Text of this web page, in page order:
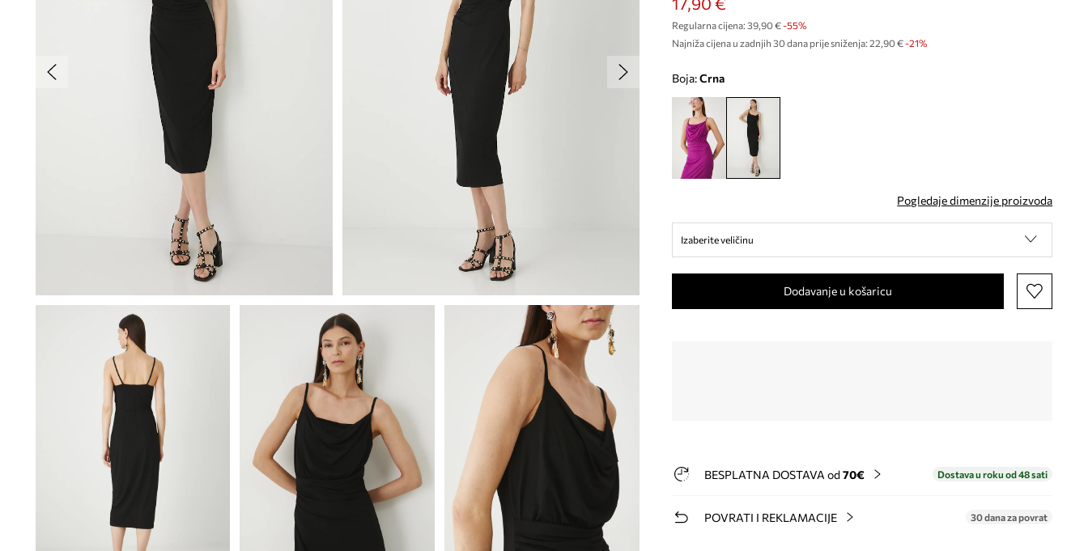
Regularna cijena: 39,90 €-55%
Najniža cijena u zadnjih 30 dana prije sniženja: 22,90 € -21%
Boja: crna
Pogledaje dimenzije proizvoda
Izaberite veličinu
Dodavanje u košaricu
BESPLATNA DOSTAVA od 70€ Dostava u roku od 48 sati
POVRATI I REKLAMACIJE 30 dana za povrat